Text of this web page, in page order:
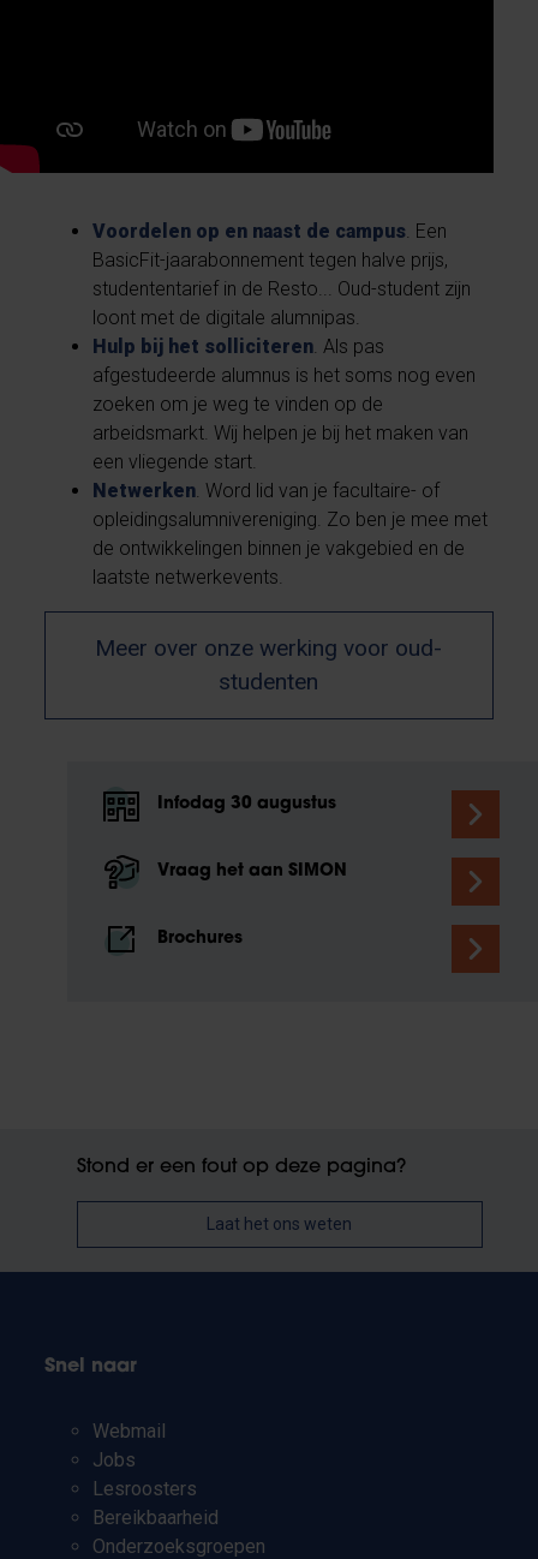
Voordelen op en naast de campus. Een
BasicFit-jaarabonnement tegen halve prijs,
studententarief in de Resto... Oud-student zijn
loont met de digitale alumnipas.
Hulp bij het solliciteren. Als pas
afgestudeerde alumnus is het soms nog even
zoeken om je weg te vinden op de
arbeidsmarkt. Wij helpen je bij het maken van
een vliegende start.
Netwerken. Word lid van je facultaire- of
opleidingsalumnivereniging. Zo ben je mee met
de ontwikkelingen binnen je vakgebied en de
laatste netwerkevents.
Meer over onze werking voor oud-
studenten
Infodag 30 augustus
Vraag het aan SIMON
Brochures
Stond er een fout op deze pagina?
Laat het ons weten
Snel naar
Webmail
Jobs
Lesroosters
Bereikbaarheid
Onderzoeksgroepen